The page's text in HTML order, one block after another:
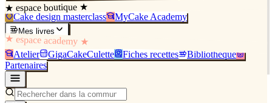
★ espace boutique ★
Cake design masterclass MyCake Academy
Mes livres
★ espace academy ★
Atelier GigaCakeCulette Fiches recettes
Bibliothèque
Partenaires